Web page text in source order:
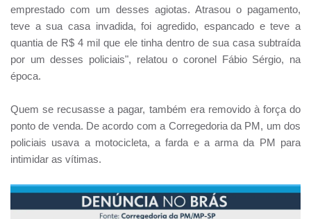
emprestado com um desses agiotas. Atrasou o pagamento,
teve a sua casa invadida, foi agredido, espancado e teve a
quantia de R$ 4 mil que ele tinha dentro de sua casa subtraída
por um desses policiais", relatou o coronel Fábio Sérgio, na
época.
Quem se recusasse a pagar, também era removido à força do
ponto de venda. De acordo com a Corregedoria da PM, um dos
policiais usava a motocicleta, a farda e a arma da PM para
intimidar as vítimas.